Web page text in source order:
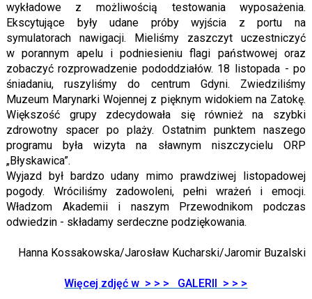
wykładowe z możliwością testowania wyposażenia.
Ekscytujące były udane próby wyjścia z portu na
symulatorach nawigacji. Mieliśmy zaszczyt uczestniczyć
w porannym apelu i podniesieniu flagi państwowej oraz
zobaczyć rozprowadzenie pododdziałów. 18 listopada - po
śniadaniu, ruszyliśmy do centrum Gdyni. Zwiedziliśmy
Muzeum Marynarki Wojennej z pięknym widokiem na Zatokę.
Większość grupy zdecydowała się również na szybki
zdrowotny spacer po plaży. Ostatnim punktem naszego
programu była wizyta na sławnym niszczycielu ORP
„Błyskawica”.
Wyjazd był bardzo udany mimo prawdziwej listopadowej
pogody. Wróciliśmy zadowoleni, pełni wrażeń i emocji.
Władzom Akademii i naszym Przewodnikom podczas
odwiedzin - składamy serdeczne podziękowania.
Hanna Kossakowska/Jarosław Kucharski/Jaromir Buzalski
Więcej zdjęć w > > > GALERII > > >